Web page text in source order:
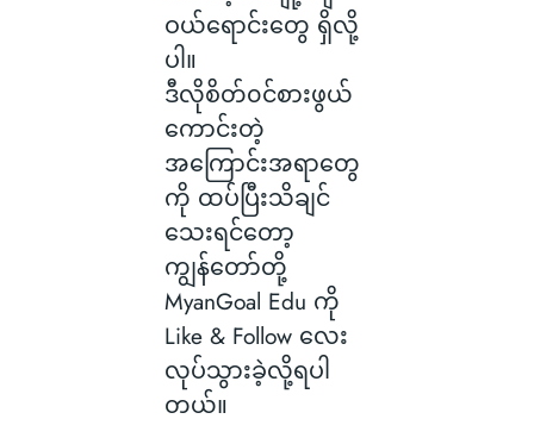
ဝယ်ရောင်းတွေ ရှိလို့
ပါ။
ဒီလိုစိတ်၀င်စားဖွယ်
ကောင်းတဲ့
အကြောင်းအရာတွေ
ကို ထပ်ပြီးသိချင်
သေးရင်တော့
ကျွန်တော်တို့
MyanGoal Edu ကို
Like & Follow လေး
လုပ်သွားခဲ့လို့ရပါ
တယ်။